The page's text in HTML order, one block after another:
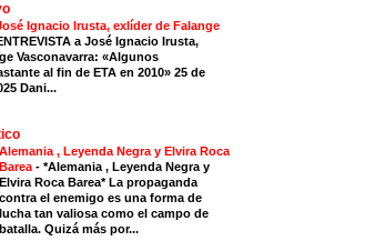
Ignacio Irusta, exlíder de Falange
a José Ignacio Irusta,
Vasconavarra: «Algunos
al fin de ETA en 2010» 25 de
Dani...
Alemania , Leyenda Negra y Elvira Roca
Barea - *Alemania , Leyenda Negra y
Elvira Roca Barea* La propaganda
contra el enemigo es una forma de
lucha tan valiosa como el campo de
batalla. Quizá más por...